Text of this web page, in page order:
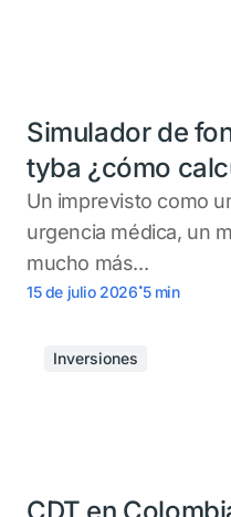
Simulador de
tyba ¿cómo
Un imprevisto como
urgencia médica, un
mucho más...
15 de julio 2026.5 min
Inversiones